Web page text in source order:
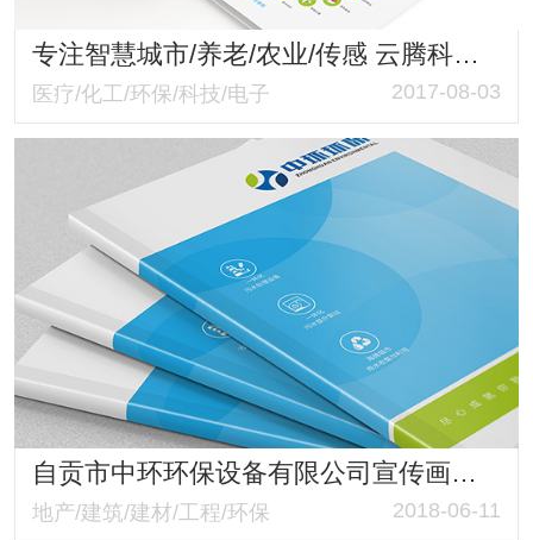
专注智慧城市/养老/农业/传感 云腾科技画册策划设计与制作
医疗/化工/环保/科技/电子 2017-08-03
自贡市中环环保设备有限公司宣传画册设计制作 环保公司宣传画册定制专家
地产/建筑/建材/工程/环保 2018-06-11